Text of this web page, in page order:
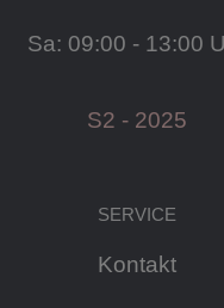
Sa: 09:00 - 13:00
S2 - 2025
SERVICE
Kontakt